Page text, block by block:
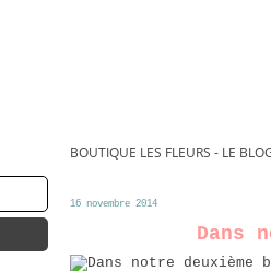
BOUTIQUE LES FLEURS - LE
16 novembre 2014
Dans